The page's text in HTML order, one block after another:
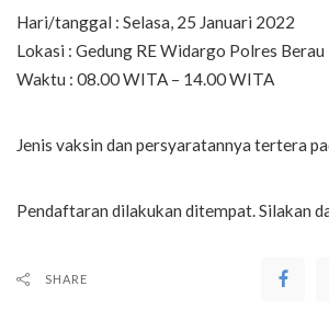
Hari/tanggal : Selasa, 25 Januari 2022
Lokasi : Gedung RE Widargo Polres Berau
Waktu : 08.00 WITA – 14.00 WITA
Jenis vaksin dan persyaratannya tertera
Pendaftaran dilakukan ditempat. Silakan
SHARE